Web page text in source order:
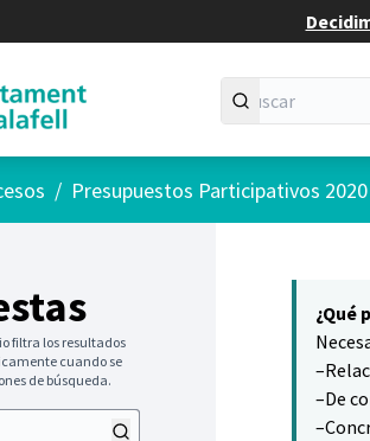
/ Presupuestos Participativos 2020
filtra los resultados
cuando se
de búsqueda.
¿Qué
–De